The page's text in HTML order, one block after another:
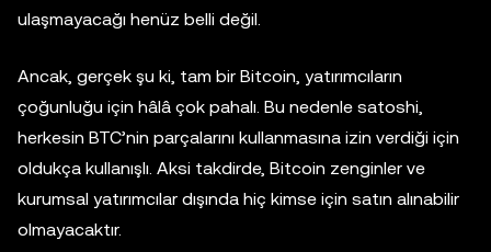
ulaşmayacağı henüz belli değil.
Ancak, gerçek şu ki, tam bir Bitcoin, yatırımcıların
çoğunluğu için hâlâ çok pahalı. Bu nedenle satoshi,
herkesin BTC’nin parçalarını kullanmasına izin verdiği için
oldukça kullanışlı. Aksi takdirde, Bitcoin zenginler ve
kurumsal yatırımcılar dışında hiç kimse için satın alınabilir
olmayacaktır.